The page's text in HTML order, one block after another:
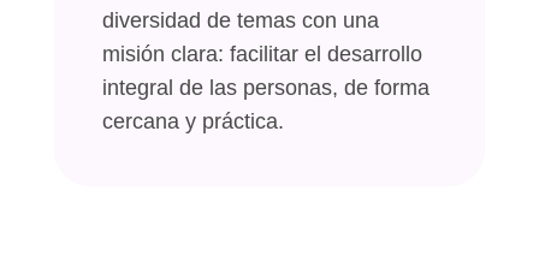
diversidad de temas con una
misión clara: facilitar el desarrollo
integral de las personas, de forma
cercana y práctica.